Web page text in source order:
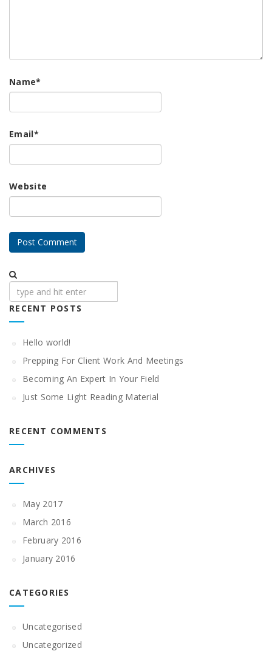
Name*
Email*
Website
RECENT POSTS
Hello world!
Prepping For Client Work And Meetings
Becoming An Expert In Your Field
Just Some Light Reading Material
RECENT COMMENTS
ARCHIVES
May 2017
March 2016
February 2016
January 2016
CATEGORIES
Uncategorised
Uncategorized